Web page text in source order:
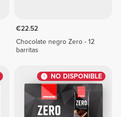
€22.52
Chocolate negro Zero - 12
barritas
NO DISPONIBLE